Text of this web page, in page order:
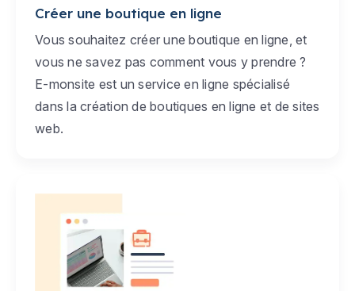
Créer une boutique en ligne
Vous souhaitez créer une boutique en ligne, et
vous ne savez pas comment vous y prendre ?
E-monsite est un service en ligne spécialisé
dans la création de boutiques en ligne et de sites
web.